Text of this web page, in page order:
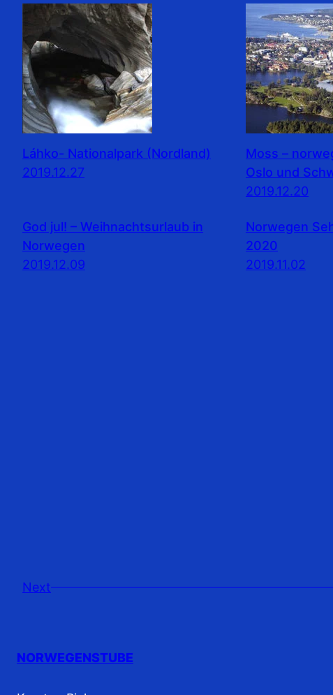
Láhko- Nationalpark (Nordland)
2019.12.27
Moss –
Oslo und
2019.12.20
God jul! – Weihnachtsurlaub in
Norwegen
2019.12.09
Norwegen
2020
2019.11.02
Next
NORWEGENSTUBE